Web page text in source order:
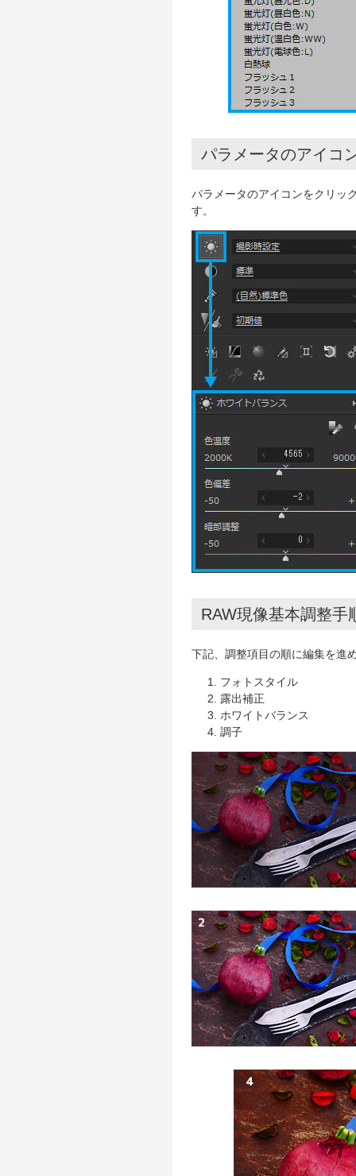
パラメータのアイコ
パラメータのアイコンをクリッ
す。
RAW現像基本調整手
下記、調整項目の順に編集を進
1. フォトスタイル
2. 露出補正
3. ホワイトバランス
4. 調子